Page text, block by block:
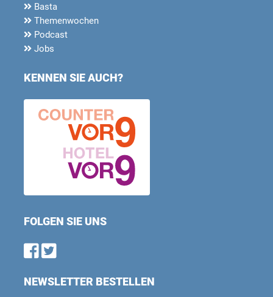
Basta
Themenwochen
Podcast
Jobs
KENNEN SIE AUCH?
FOLGEN SIE UNS
Find us on Facebook
Follow us on Twitter
NEWSLETTER BESTELLEN